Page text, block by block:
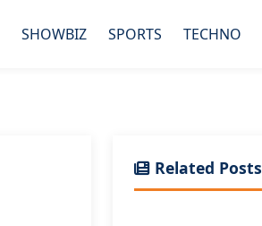
SHOWBIZ SPORTS TECHNO
Related Posts